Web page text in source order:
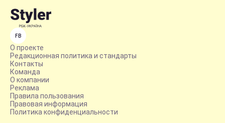
FB
О проекте
Редакционная политика и стандарты
Контакты
Команда
О компании
Реклама
Правила пользования
Правовая информация
Политика конфиденциальности